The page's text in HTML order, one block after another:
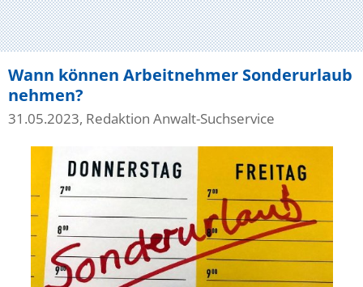
Wann können Arbeitnehmer Sonderurlaub
nehmen?
31.05.2023, Redaktion Anwalt-Suchservice